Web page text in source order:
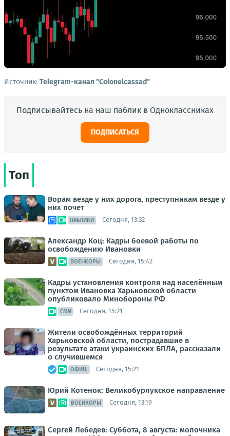
Источник: Telegram-канал "Colonelcassad"
Подписывайтесь на наш паблик в Одноклассниках
ПОДПИСАТЬСЯ
Топ
Ворам везде у них дорога, преступникам везде у
них почет
ПАБЛИКИ Сегодня, 13:32
Александр Коц: Кадры боевой работы по
освобождению Ивановки
ВОЕНКОРЫ Сегодня, 15:42
Кадры установления контроля над населённым
пунктом Ивановка Харьковской области
опубликовало Минобороны РФ
СМИ Сегодня, 15:21
Жители освобождённых территорий
Харьковской области, пострадавшие в
результате атаки украинских БПЛА, рассказали
о случившемся
ОФИЦ. Сегодня, 15:21
Юрий Котенок: Великобурлукское направление
ВОЕНКОРЫ Сегодня, 13:19
Сергей Лебедев: Суббота, 8 августа: молочника